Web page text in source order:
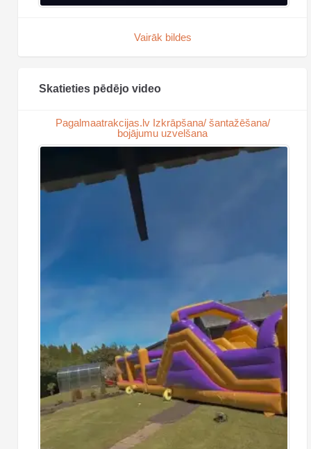
Vairāk bildes
Skatieties pēdējo video
Pagalmaatrakcijas.lv Izkrāpšana/ šantažēšana/
bojājumu uzvelšana